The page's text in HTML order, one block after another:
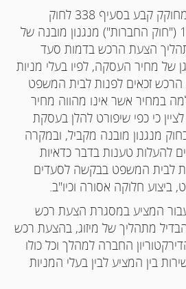
ואם לא די במשוכה זו, המחוקק קבע בסעיף 338 לחוק
החברות, תשנ"ט – 1999 ("חוק החברות") מנגנון מובנה של
הצעת הרכש בדמות סעד
של מחיר העסקה, לפיו בעלי מניות
זכאים לפנות לבית המשפט
במחיר אשר אינו מהווה מחיר
כי כפי שיפורט להלן בעסקת
מנגנון מובנה מקביל, ובמקרה
להעלות טענות בדבר כדאיות
לבית המשפט בבקשה לסעדים
ביצוע חלוקה אסורה וכיו"ב.
המציע במסגרת הצעת רכש
מתהליך של מיזוג, בהצעת רכש
החברה למהלך וכל כולו
בין המציע לבין בעלי המניות